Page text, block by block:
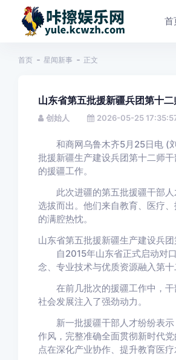
首
首页 星闻新事 正文
山东省第五批援新疆兵团第十
创始人 2026-05-25
和商网乌鲁木齐5月25日电 (刘
批援新疆生产建设兵团第十二师
的援疆工作。
此次进疆的第五批援疆干部人
选拔而出。他们来自教育、医疗
的满腔热忱。
山东省第五批援新疆生产建设兵
自2015年山东省正式启动对口
念、专业技术与优质资源融入第十
在前几批次的援疆工作中，干
社会发展注入了强劲动力。
新一批援疆干部人才纷纷表示
作风，完整准确全面贯彻新时代
点在深化产业协作、提升教育医